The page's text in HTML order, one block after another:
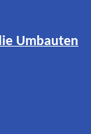
Umbauten